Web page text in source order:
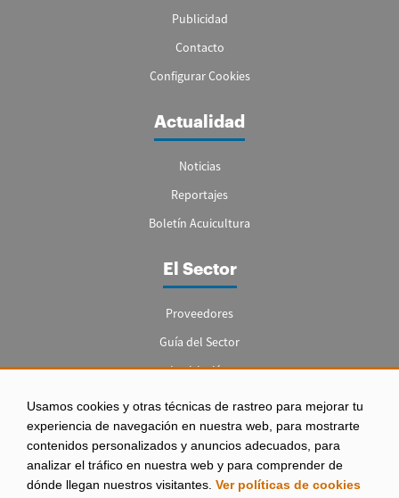
Usamos cookies y otras técnicas de rastreo para mejorar tu
experiencia de navegación en nuestra web, para mostrarte
contenidos personalizados y anuncios adecuados, para
analizar el tráfico en nuestra web y para comprender de
dónde llegan nuestros visitantes. Ver políticas de cookies
Publicidad
Contacto
Configurar Cookies
Actualidad
Noticias
Reportajes
Boletín Acuicultura
El Sector
Proveedores
Guía del Sector
Legislación
Empleo
Aviso legal